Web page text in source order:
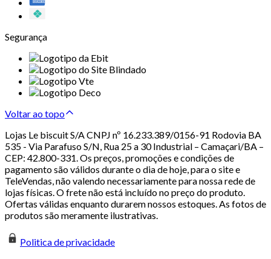
Segurança
Voltar ao topo
Lojas Le biscuit S/A CNPJ nº 16.233.389/0156-91 Rodovia BA
535 - Via Parafuso S/N, Rua 25 a 30 Industrial – Camaçari/BA –
CEP: 42.800-331. Os preços, promoções e condições de
pagamento são válidos durante o dia de hoje, para o site e
TeleVendas, não valendo necessariamente para nossa rede de
lojas físicas. O frete não está incluído no preço do produto.
Ofertas válidas enquanto durarem nossos estoques. As fotos de
produtos são meramente ilustrativas.
Politica de privacidade